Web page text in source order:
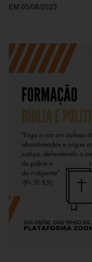
EM 05/08/2023